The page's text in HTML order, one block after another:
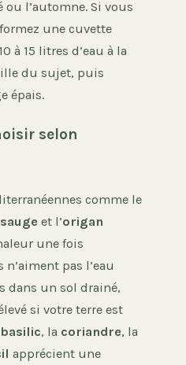
ou l’automne. Si vous
une cuvette
à 15 litres d’eau à la
du sujet, puis
épais.
selon
comme le
sauge et l’origan
une fois
pas l’eau
dans un sol drainé,
si votre terre est
basilic, la coriandre, la
apprécient une